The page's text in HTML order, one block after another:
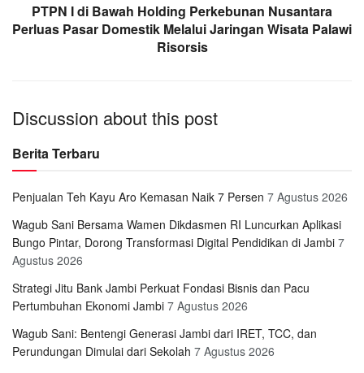
PTPN I di Bawah Holding Perkebunan Nusantara
Perluas Pasar Domestik Melalui Jaringan Wisata Palawi
Risorsis
Discussion about this post
Berita Terbaru
Penjualan Teh Kayu Aro Kemasan Naik 7 Persen 7 Agustus 2026
Wagub Sani Bersama Wamen Dikdasmen RI Luncurkan Aplikasi
Bungo Pintar, Dorong Transformasi Digital Pendidikan di Jambi 7
Agustus 2026
Strategi Jitu Bank Jambi Perkuat Fondasi Bisnis dan Pacu
Pertumbuhan Ekonomi Jambi 7 Agustus 2026
Wagub Sani: Bentengi Generasi Jambi dari IRET, TCC, dan
Perundungan Dimulai dari Sekolah 7 Agustus 2026